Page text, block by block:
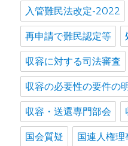
入管難民法改定-2022
再申請で難民認定等
収容に対する司法審査
収容の必要性の要件の
収容・送還専門部会
国会質疑 国連人権理